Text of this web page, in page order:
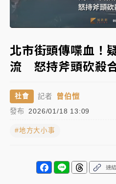
白海豚瘦身！中部以北防
水觀浪恐重罰失血
周末精選｜ 苯駢芘無安全攝
《知新聞》揭「運科計畫」
究！遭監委質疑
周末精選｜
鎢業董座離奇命
員工犯案 破案關鍵曝
北市街頭傳喋血！
流 怒持斧頭砍殺
社會 記者 曾伯愷
發布 2026/01/18 13:09
#地方大小事
連結